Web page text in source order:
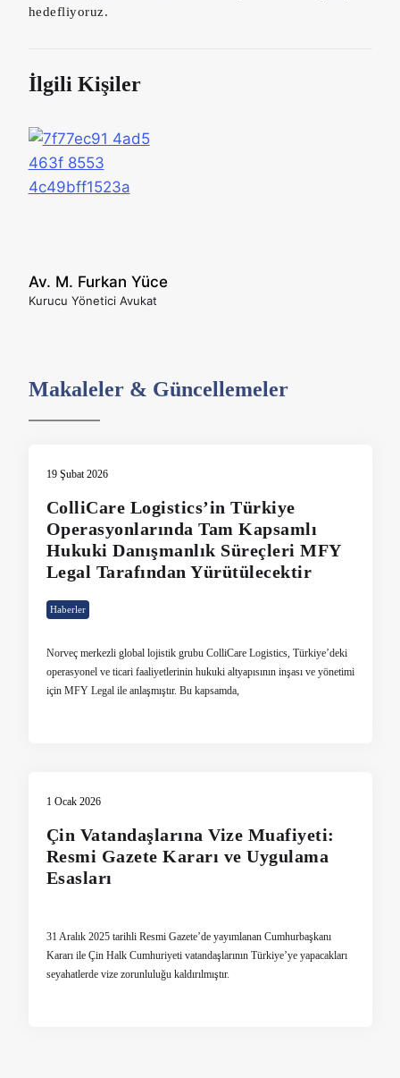
hedefliyoruz.
İlgili Kişiler
Av. M. Furkan Yüce
Kurucu Yönetici Avukat
Makaleler & Güncellemeler
19 Şubat 2026
ColliCare Logistics’in Türkiye
Operasyonlarında Tam Kapsamlı
Hukuki Danışmanlık Süreçleri MFY
Legal Tarafından Yürütülecektir
Haberler
Norveç merkezli global lojistik grubu ColliCare Logistics, Türkiye’deki
operasyonel ve ticari faaliyetlerinin hukuki altyapısının inşası ve yönetimi
için MFY Legal ile anlaşmıştır. Bu kapsamda,
1 Ocak 2026
Çin Vatandaşlarına Vize Muafiyeti:
Resmi Gazete Kararı ve Uygulama
Esasları
31 Aralık 2025 tarihli Resmi Gazete’de yayımlanan Cumhurbaşkanı
Kararı ile Çin Halk Cumhuriyeti vatandaşlarının Türkiye’ye yapacakları
seyahatlerde vize zorunluluğu kaldırılmıştır.